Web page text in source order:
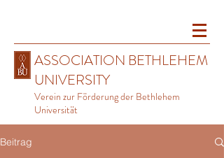
ASSOCIATION BETHLEHEM
UNIVERSITY
Verein zur Förderung der Bethlehem
Universität
Beitrag